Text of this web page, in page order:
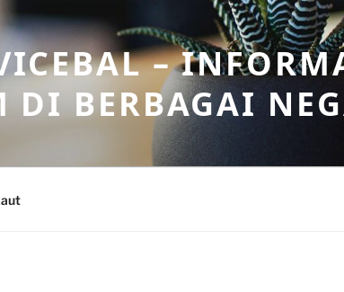
–
DI BERBAGAI